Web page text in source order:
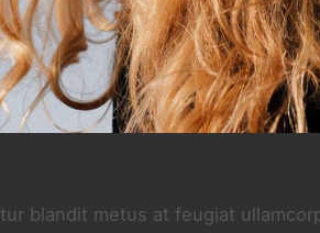
blandit metus at feugiat